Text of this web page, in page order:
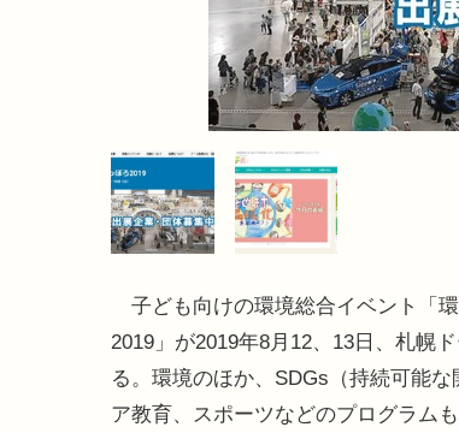
子ども向けの環境総合イベント「
2019」が2019年8月12、13日、札幌
る。環境のほか、SDGs（持続可能な
ア教育、スポーツなどのプログラム